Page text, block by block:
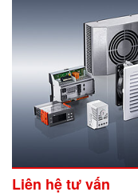
Liên hệ tư vấn